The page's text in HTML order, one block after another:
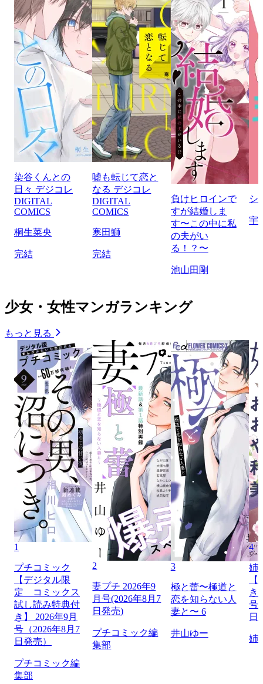
染谷くんとの
日々 デジコレ
DIGITAL
COMICS
桐生菜央
完結
嘘も転じて恋と
なる デジコレ
DIGITAL
COMICS
寒田鰤
完結
負けヒロインで
すが結婚しま
す〜この中に私
の夫がい
る！？〜
池山田剛
シ
宇
少女・女性マンガランキング
もっと見る
1
プチコミック
【デジタル限
定 コミックス
試し読み特典付
き】 2026年9月
号（2026年8月7
日発売）
プチコミック編
集部
2
妻プチ 2026年9
月号(2026年8月7
日発売)
プチコミック編
集部
3
極と蕾〜極道と
恋を知らない人
妻と〜 6
井山ゆー
4
姉
き
号
日
姉